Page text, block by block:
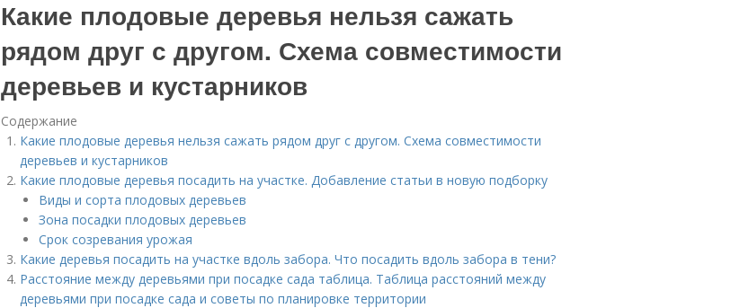
Какие плодовые деревья нельзя сажать
рядом друг с другом. Схема совместимости
деревьев и кустарников
Содержание
Какие плодовые деревья нельзя сажать рядом друг с другом. Схема совместимости
деревьев и кустарников
Какие плодовые деревья посадить на участке. Добавление статьи в новую подборку
Виды и сорта плодовых деревьев
Зона посадки плодовых деревьев
Срок созревания урожая
Какие деревья посадить на участке вдоль забора. Что посадить вдоль забора в тени?
Расстояние между деревьями при посадке сада таблица. Таблица расстояний между
деревьями при посадке сада и советы по планировке территории